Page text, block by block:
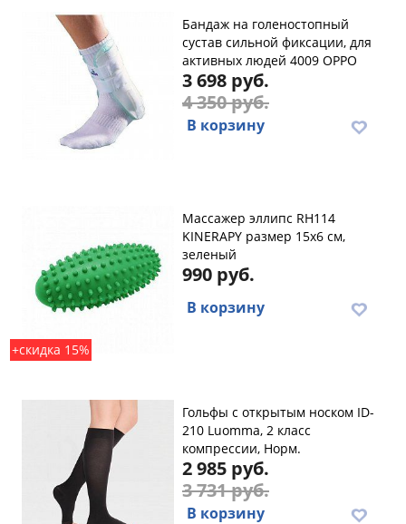
Бандаж на голеностопный
сустав сильной фиксации, для
активных людей 4009 OPPO
3 698 руб.
4 350 руб.
В корзину
+скидка 15%
Массажер эллипс RH114
KINERAPY размер 15х6 см,
зеленый
990 руб.
В корзину
Гольфы с открытым носком ID-
210 Luomma, 2 класс
компрессии, Норм.
2 985 руб.
3 731 руб.
В корзину